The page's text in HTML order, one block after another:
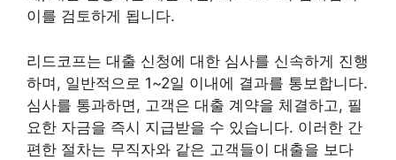
이를 검토하게 됩니다.
리드코프는 대출 신청에 대한 심사를 신속하게 진행
하며, 일반적으로 1~2일 이내에 결과를 통보합니다.
심사를 통과하면, 고객은 대출 계약을 체결하고, 필
요한 자금을 즉시 지급받을 수 있습니다. 이러한 간
편한 절차는 무직자와 같은 고객들이 대출을 보다